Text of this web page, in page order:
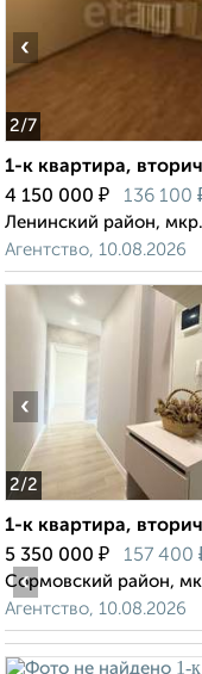
2/7
‹
1-к квартира,
4 150 000 ₽ 136 100
Ленинский район,
Агентство, 10.08.2026
2/2
‹
1-к квартира,
5 350 000 ₽ 157 400
Сормовский район,
Агентство, 10.08.2026
‹